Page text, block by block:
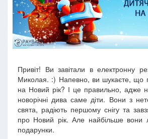
Привіт! Ви завітали в електронну
Миколая. :) Напевно, ви шукаєте, що
на Новий рік? І це правильно, адже
новорічні дива саме діти. Вони з
свята, радіють першому снігу та
про Новий рік. Але найбільше вони
подарунки.